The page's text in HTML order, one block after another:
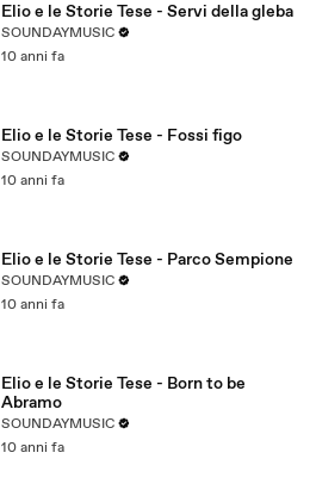
Elio e le Storie Tese - Servi della gleba
SOUNDAYMUSIC
10 anni fa
Elio e le Storie Tese - Fossi figo
SOUNDAYMUSIC
10 anni fa
Elio e le Storie Tese - Parco Sempione
SOUNDAYMUSIC
10 anni fa
Elio e le Storie Tese - Born to be
Abramo
SOUNDAYMUSIC
10 anni fa